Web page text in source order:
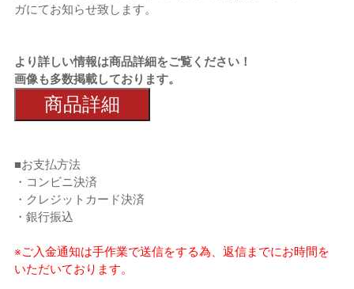
ガにてお知らせ致します。
より詳しい情報は商品詳細をご覧ください！
画像も多数掲載しております。
商品詳細
■お支払方法
・コンビニ決済
・クレジットカード決済
・銀行振込
※ご入金通知は手作業で送信をする為、返信までにお時間を
いただいております。